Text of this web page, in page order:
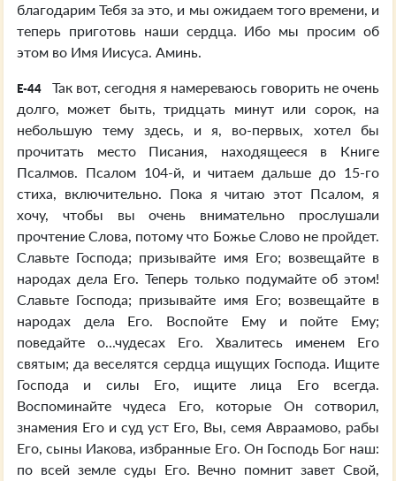
благодарим Тебя за это, и мы ожидаем того времени, и
теперь приготовь наши сердца. Ибо мы просим об
этом во Имя Иисуса. Аминь.
E-44
Так вот, сегодня я намереваюсь говорить не очень
долго, может быть, тридцать минут или сорок, на
небольшую тему здесь, и я, во-первых, хотел бы
прочитать место Писания, находящееся в Книге
Псалмов. Псалом 104-й, и читаем дальше до 15-го
стиха, включительно. Пока я читаю этот Псалом, я
хочу, чтобы вы очень внимательно прослушали
прочтение Слова, потому что Божье Слово не пройдет.
Славьте Господа; призывайте имя Его; возвещайте в
народах дела Его. Теперь только подумайте об этом!
Славьте Господа; призывайте имя Его; возвещайте в
народах дела Его. Воспойте Ему и пойте Ему;
поведайте о...чудесах Его. Хвалитесь именем Его
святым; да веселятся сердца ищущих Господа. Ищите
Господа и силы Его, ищите лица Его всегда.
Воспоминайте чудеса Его, которые Он сотворил,
знамения Его и суд уст Его, Вы, семя Авраамово, рабы
Его, сыны Иакова, избранные Его. Он Господь Бог наш:
по всей земле суды Его. Вечно помнит завет Свой,